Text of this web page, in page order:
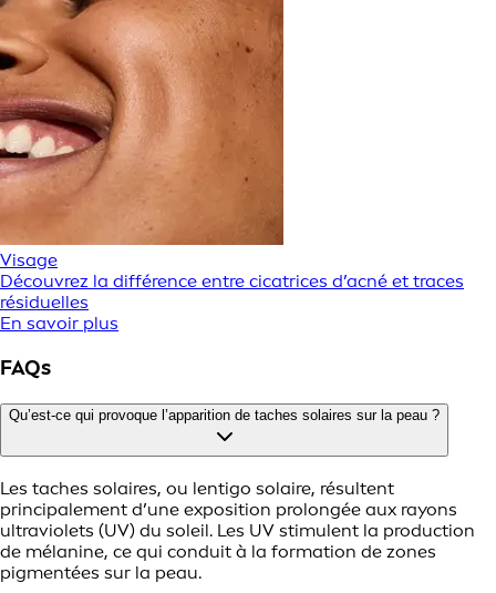
Visage
Découvrez la différence entre cicatrices d’acné et traces
résiduelles
En savoir plus
FAQs
Qu’est-ce qui provoque l’apparition de taches solaires sur la peau ?
Les taches solaires, ou lentigo solaire, résultent
principalement d’une exposition prolongée aux rayons
ultraviolets (UV) du soleil. Les UV stimulent la production
de mélanine, ce qui conduit à la formation de zones
pigmentées sur la peau.